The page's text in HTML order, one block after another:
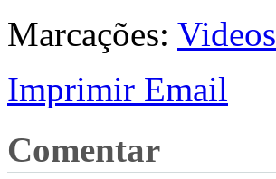
Marcações: Videos
Imprimir Email
Comentar